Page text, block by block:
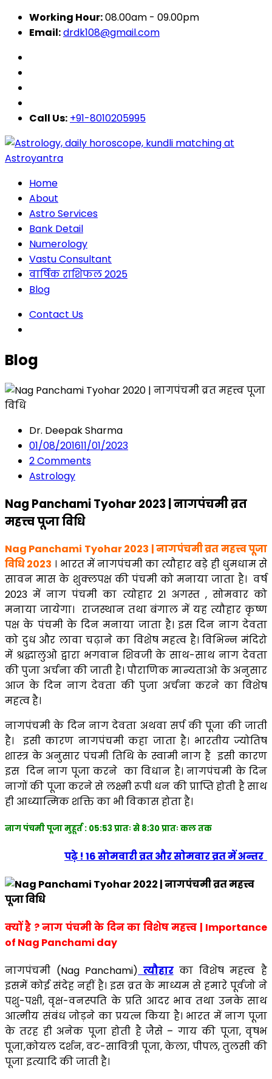
Working Hour:08.00am - 09.00pm
Email:drdk108@gmail.com
Call Us: +91-8010205995
Home
About
Astro Services
Bank Detail
Numerology
Vastu Consultant
वार्षिक राशिफल 2025
Blog
Contact Us
Blog
Dr. Deepak Sharma
01/08/201611/01/2023
2Comments
Astrology
Nag Panchami Tyohar 2023 | नागपंचमी व्रत
महत्त्व पूजा विधि
Nag Panchami Tyohar 2023 | नागपंचमी व्रत महत्त्व पूजा
विधि 2023 । भारत में नागपंचमी का त्यौहार बड़े ही धुमधाम से
सावन मास के शुक्लपक्ष की पंचमी को मनाया जाता है। वर्ष
2023 में नाग पंचमी का त्योहार 21 अगस्त , सोमवार को
मनाया जायेगा। राजस्थान तथा बंगाल में यह त्यौहार कृष्ण
पक्ष के पंचमी के दिन मनाया जाता है। इस दिन नाग देवता
को दुध और लावा चढ़ाने का विशेष महत्व है। विभिन्न मंदिरो
में श्रद्धालुओ द्वारा भगवान शिवजी के साथ-साथ नाग देवता
की पुजा अर्चना की जाती है। पौराणिक मान्यताओ के अनुसार
आज के दिन नाग देवता की पुजा अर्चना करने का विशेष
महत्व है।
नागपंचमी के दिन नाग देवता अथवा सर्प की पूजा की जाती
है। इसी कारण नागपंचमी कहा जाता है। भारतीय ज्योतिष
शास्त्र के अनुसार पंचमी तिथि के स्वामी नाग हैं इसी कारण
इस दिन नाग पूजा करने का विधान है। नागपंचमी के दिन
नागों की पूजा करने से लक्ष्मी रूपी धन की प्राप्ति होती है साथ
ही आध्यात्मिक शक्ति का भी विकास होता है।
नाग पंचमी पूजा मुहूर्त : 05:53 प्रातः से 8:30 प्रातः कल तक
पढ़े ! 16 सोमवारी व्रत और सोमवार व्रत में अन्तर
क्यों है ? नाग पंचमी के दिन का विशेष महत्त्व | Importance
of Nag Panchami day
नागपंचमी (Nag Panchami) त्यौहारका विशेष महत्त्व है
इसमें कोई संदेह नहीं है। इस व्रत के माध्यम से हमारे पूर्वजो ने
पशु-पक्षी, वृक्ष-वनस्पति के प्रति आदर भाव तथा उनके साथ
आत्मीय संबंध जोड़ने का प्रयत्न किया है। भारत में नाग पूजा
के तरह ही अनेक पूजा होती है जैसे – गाय की पूजा, वृषभ
पूजा,कोयल दर्शन, वट-सावित्री पूजा, केला, पीपल, तुलसी की
पूजा इत्यादि की जाती है।